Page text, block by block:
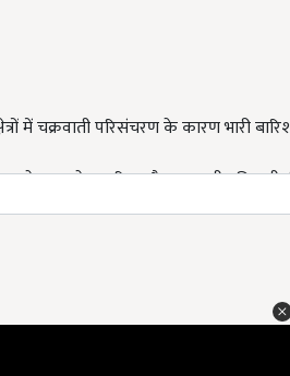
में चक्रवाती परिसंचरण के कारण भारी
के साथ तेज बारिश और आकाशीय बिजली